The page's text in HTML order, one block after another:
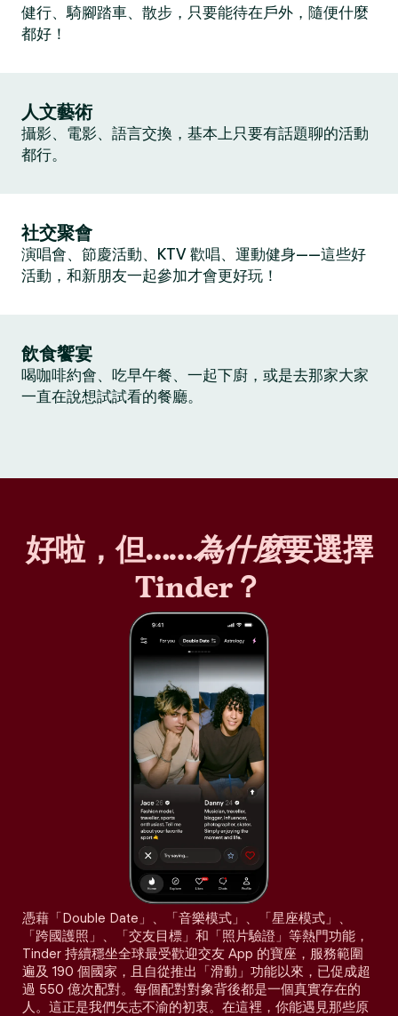
健行、騎腳踏車、散步，只要能待在戶外，隨便什麼
都好！
人文藝術
攝影、電影、語言交換，基本上只要有話題聊的活動
都行。
社交聚會
演唱會、節慶活動、KTV 歡唱、運動健身——這些好
活動，和新朋友一起參加才會更好玩！
飲食饗宴
喝咖啡約會、吃早午餐、一起下廚，或是去那家大家
一直在說想試試看的餐廳。
好啦，但……為什麼要選擇
Tinder？
憑藉「Double Date」、「音樂模式」、「星座模式」、
「跨國護照」、「交友目標」和「照片驗證」等熱門功能，
Tinder 持續穩坐全球最受歡迎交友 App 的寶座，服務範圍
遍及 190 個國家，且自從推出「滑動」功能以來，已促成超
過 550 億次配對。每個配對對象背後都是一個真實存在的
人。這正是我們矢志不渝的初衷。在這裡，你能遇見那些原